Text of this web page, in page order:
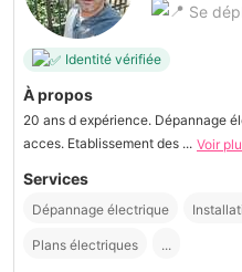
Se
Identité vérifiée
À propos
20 ans d expérience. Dépannage
acces. Etablissement des ... Voir
Services
Dépannage électrique
Plans électriques ...